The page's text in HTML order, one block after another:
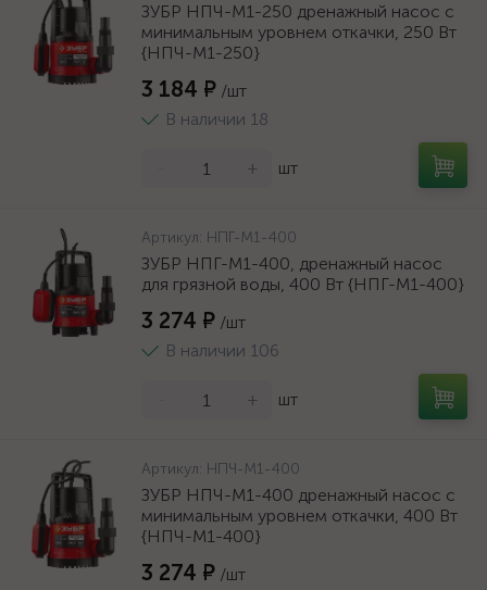
ЗУБР НПЧ-М1-250 дренажный насос с
минимальным уровнем откачки, 250 Вт
{НПЧ-М1-250}
3 184 ₽ /шт
В наличии 18
+ шт
Артикул: НПГ-М1-400
ЗУБР НПГ-М1-400, дренажный насос
для грязной воды, 400 Вт {НПГ-М1-400}
3 274 ₽ /шт
В наличии 106
+ шт
Артикул: НПЧ-М1-400
ЗУБР НПЧ-М1-400 дренажный насос с
минимальным уровнем откачки, 400 Вт
{НПЧ-М1-400}
3 274 ₽ /шт